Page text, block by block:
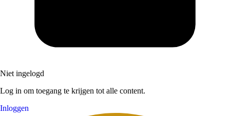
Niet ingelogd
Log in om toegang te krijgen tot alle content.
Inloggen